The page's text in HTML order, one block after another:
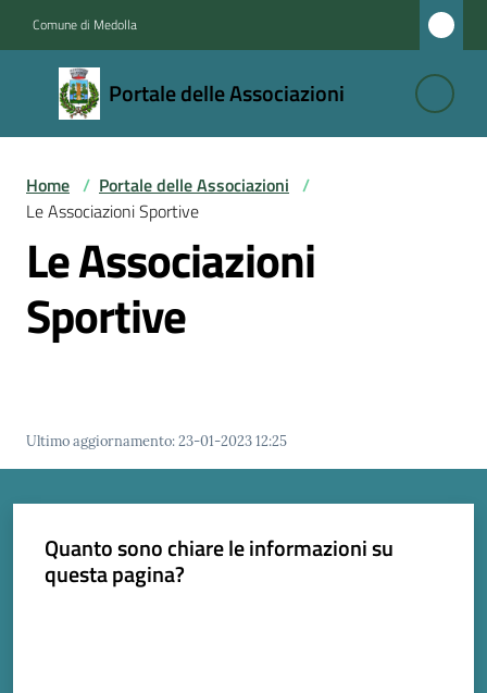
Comune di Medolla
Portale delle Associazioni
Portale
delle
Associazioni
Associazioni
Amministrazione
Novità
Home / Portale delle Associazioni /
Le Associazioni Sportive
Le Associazioni
Sportive
Ultimo aggiornamento:23-01-2023 12:25
Quanto sono chiare le informazioni su
questa pagina?